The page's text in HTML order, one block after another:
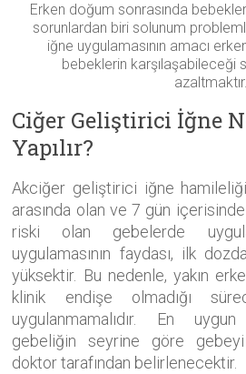
Erken doğum sonrasında
sorunlardan biri solunum
iğne uygulamasının amacı
bebeklerin karşılaşabileceği
azaltmaktır.
Ciğer Geliştirici İğne
Yapılır?
Akciğer geliştirici iğne
arasında olan ve 7 gün
riski olan gebelerde
uygulamasının faydası, ilk
yüksektir. Bu nedenle, yakın
klinik endişe olmadığı
uygulanmamalıdır. En
gebeliğin seyrine göre
doktor tarafından belirlenecektir.